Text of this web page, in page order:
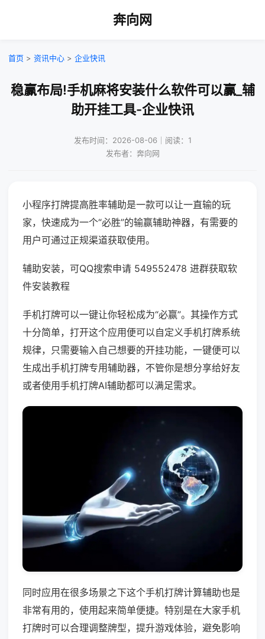
奔向网
首页 > 资讯中心 > 企业快讯
稳赢布局!手机麻将安装什么软件可以赢_辅
助开挂工具-企业快讯
发布时间：2026-08-06｜阅读：1
发布者：奔向网
小程序打牌提高胜率辅助是一款可以让一直输的玩
家，快速成为一个“必胜”的输赢辅助神器，有需要的
用户可通过正规渠道获取使用。
辅助安装，可QQ搜索申请 549552478 进群获取软
件安装教程
手机打牌可以一键让你轻松成为“必赢”。其操作方式
十分简单，打开这个应用便可以自定义手机打牌系统
规律，只需要输入自己想要的开挂功能，一键便可以
生成出手机打牌专用辅助器，不管你是想分享给好友
或者使用手机打牌AI辅助都可以满足需求。
同时应用在很多场景之下这个手机打牌计算辅助也是
非常有用的，使用起来简单便捷。特别是在大家手机
打牌时可以合理调整牌型，提升游戏体验，避免影响